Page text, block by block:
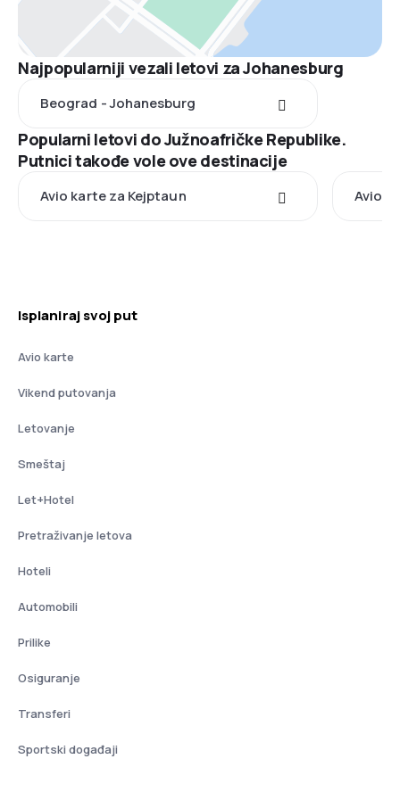
Najpopularniji vezali letovi za Johanesburg
Beograd - Johanesburg
Popularni letovi do Južnoafričke Republike.
Putnici takođe vole ove destinacije
Avio karte za Kejptaun Avio
Isplaniraj svoj put
Avio karte
Vikend putovanja
Letovanje
Smeštaj
Let+Hotel
Pretraživanje letova
Hoteli
Automobili
Prilike
Osiguranje
Transferi
Sportski događaji